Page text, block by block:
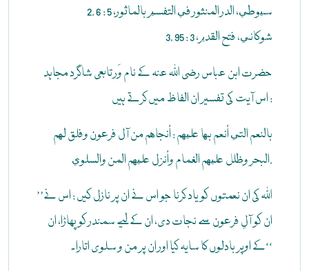
2. سيوطي، الدر المنثور في التفسير بالماثور، 5 : 6
3. شوکاني، فتح القدير، 3 : 95
حضرت ابن عباس رضی اللہ عنہ کے نام وَر تابعی شاگرد مجاہد
اس آیت کی تفسیر ان الفاظ میں کرتے ہیں :
بالنعم التي أنعم بها عليهم : أنجاهم من آل فرعون وفلق لهم
البحر وظلل عليهم الغمام وأنزل عليهم المن والسلوي.
’’اللہ کی ان نعمتوں کو یاد کرنا جو اس نے ان پر نازل کیں : اس نے
ان کو آلِ فرعون سے نجات دی، ان کے لیے سمندر کو پھاڑا، ان
کے اوپر بادلوں کا سایہ کیا اور ان پر من و سلوی اتارا۔‘‘